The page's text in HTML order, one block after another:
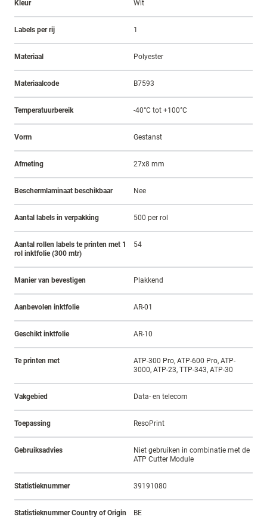
Kleur Wit
Labels per rij 1
Materiaal Polyester
Materiaalcode B7593
Temperatuurbereik -40°C tot +100°C
Vorm Gestanst
Afmeting 27x8 mm
Beschermlaminaat beschikbaar Nee
Aantal labels in verpakking 500 per rol
Aantal rollen labels te printen met 1
rol inktfolie (300 mtr)
54
Manier van bevestigen Plakkend
Aanbevolen inktfolie AR-01
Geschikt inktfolie AR-10
Te printen met
ATP-300 Pro, ATP-600 Pro, ATP-
3000, ATP-23, TTP-343, ATP-30
Vakgebied Data- en telecom
Toepassing ResoPrint
Gebruiksadvies
Niet gebruiken in combinatie met de
ATP Cutter Module
Statistieknummer 39191080
Statistieknummer Country of Origin BE